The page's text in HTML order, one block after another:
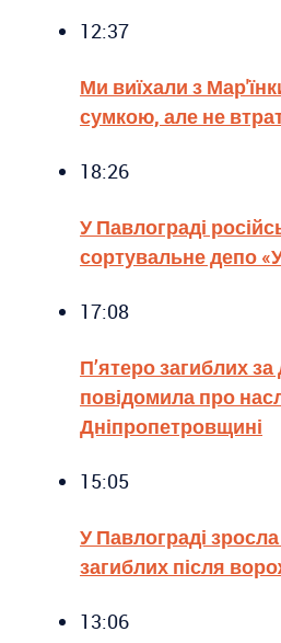
12:37
Ми виїхали з
сумкою, але не
18:26
У Павлограді
сортувальне депо
17:08
П’ятеро загиблих
повідомила про
Дніпропетровщині
15:05
У Павлограді зросла
загиблих після
13:06